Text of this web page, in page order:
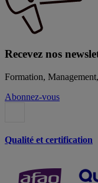
Recevez nos
Formation,
Abonnez-vous
Qualité et certification